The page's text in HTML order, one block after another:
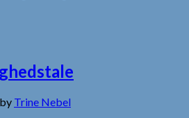
by Trine Nebel